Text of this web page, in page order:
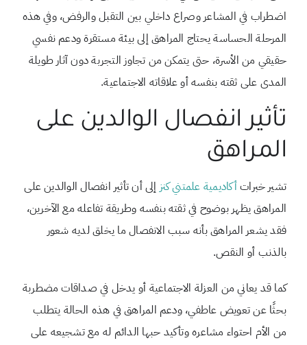
اضطراب في المشاعر وصراع داخلي بين التقبل والرفض، وفي هذه
المرحلة الحساسة يحتاج المراهق إلى بيئة مستقرة ودعم نفسي
حقيقي من الأسرة، حتى يتمكن من تجاوز التجربة دون آثار طويلة
المدى على ثقته بنفسه أو علاقاته الاجتماعية.
تأثير انفصال الوالدين على
المراهق
تشير خبراتأكاديمية علمتني كنز إلى أن تأثير انفصال الوالدين على
المراهق يظهر بوضوح في ثقته بنفسه وطريقة تفاعله مع الآخرين،
فقد يشعر المراهق بأنه سبب الانفصال ما يخلق لديه شعور
بالذنب أو النقص.
كما قد يعاني من العزلة الاجتماعية أو يدخل في صداقات مضطربة
بحثًا عن تعويض عاطفي، ودعم المراهق في هذه الحالة يتطلب
من الأم احتواء مشاعره وتأكيد حبها الدائم له مع تشجيعه على